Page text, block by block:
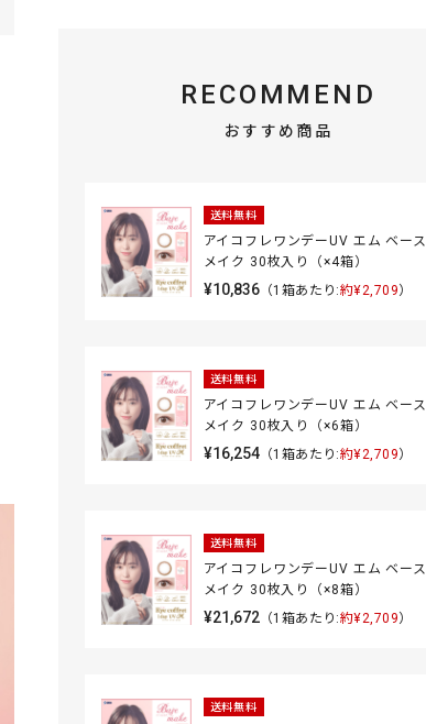
RECOMMEND
おすすめ商品
送料無料
アイコフレワンデーUV エム ベース
メイク 30枚入り（×4箱）
¥10,836（1箱あたり:約¥2,709）
送料無料
アイコフレワンデーUV エム ベース
メイク 30枚入り（×6箱）
¥16,254（1箱あたり:約¥2,709）
送料無料
アイコフレワンデーUV エム ベース
メイク 30枚入り（×8箱）
¥21,672（1箱あたり:約¥2,709）
送料無料